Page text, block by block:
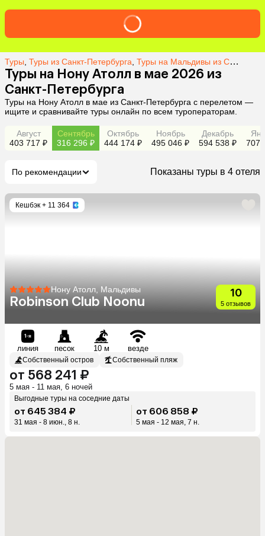
Туры Туры из Санкт-Петербурга Туры на Мальдивы из Санкт-Петербурга
Туры на Нону Атолл в мае 2026 из
Санкт-Петербурга
Туры на Нону Атолл в мае из Санкт-Петербурга с перелетом —
ищите и сравнивайте туры онлайн по всем туроператорам.
Август
403 717 ₽
Сентябрь
316 296 ₽
Октябрь
444 174 ₽
Ноябрь
495 046 ₽
Декабрь
594 538 ₽
707
По рекомендации Показаны туры в 4 отеля
Кешбэк + 11 364
Нону Атолл, Мальдивы
Robinson Club Noonu
10
5 отзывов
линия песок 10 м везде
Собственный остров Собственный пляж
от 568 241 ₽
5 мая - 11 мая, 6 ночей
Выгодные туры на соседние даты
от 645 384 ₽
31 мая - 8 июн., 8 н.
от 606 858 ₽
5 мая - 12 мая, 7 н.